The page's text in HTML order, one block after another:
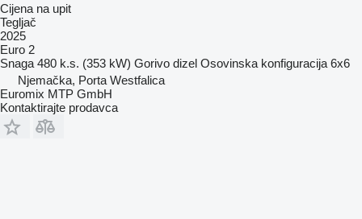
Cijena na upit
Tegljač
2025
Euro 2
Snaga 480 k.s. (353 kW) Gorivo dizel Osovinska konfiguracija 6x6
Njemačka, Porta Westfalica
Euromix MTP GmbH
Kontaktirajte prodavca